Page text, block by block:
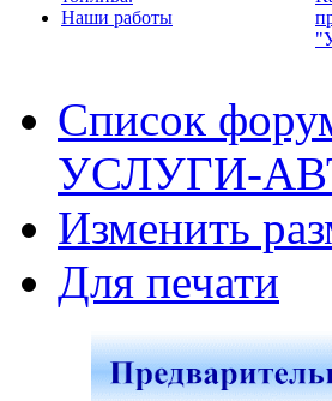
Наши работы
Список
УСЛУГИ-
Изменить
Для печати